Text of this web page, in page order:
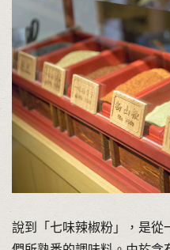
說到「七味辣椒粉」，是從